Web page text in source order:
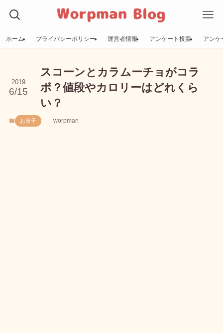
ホーム プライバシーポリシー 運営者情報 アンケート投票 アンケ
スコーンとカラムーチョがコラ
ボ？値段やカロリーはどれくら
い？
2019
6/15
お菓子 worpman